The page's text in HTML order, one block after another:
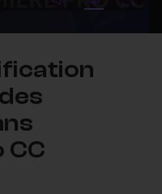
mute video
Subtitles
CC